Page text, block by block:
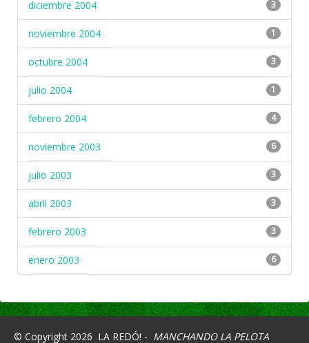
diciembre 2004 3
noviembre 2004 1
octubre 2004 3
julio 2004 1
febrero 2004 4
noviembre 2003 6
julio 2003 3
abril 2003 3
febrero 2003 3
enero 2003 6
© Copyright 2026 LA REDÓ! - MANCHANDO LA PELOTA